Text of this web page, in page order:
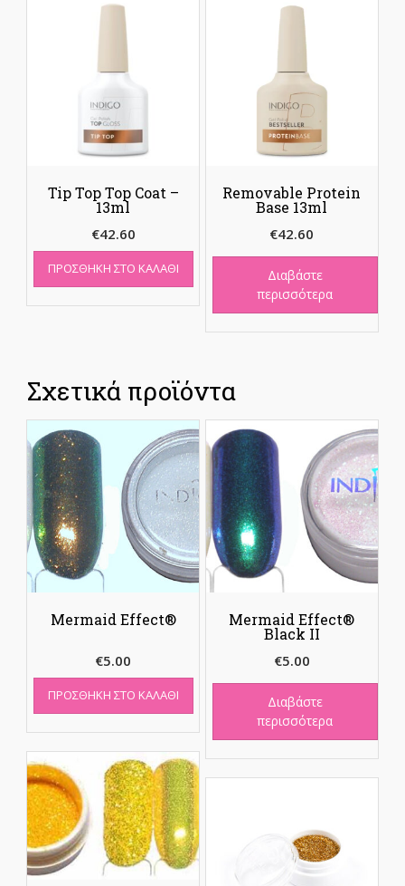
Tip Top Top Coat –
13ml
€42.60
ΠΡΟΣΘΉΚΗ ΣΤΟ ΚΑΛΆΘΙ
Removable Protein
Base 13ml
€42.60
Διαβάστε
περισσότερα
Σχετικά προϊόντα
Mermaid Effect®
€5.00
ΠΡΟΣΘΉΚΗ ΣΤΟ ΚΑΛΆΘΙ
Mermaid Effect®
Black II
€5.00
Διαβάστε
περισσότερα